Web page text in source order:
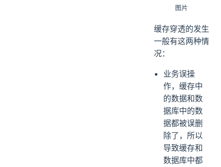
图片
缓存穿透的发生
一般有这两种情
况：
业务误操
作，缓存中
的数据和数
据库中的数
据都被误删
除了，所以
导致缓存和
数据库中都